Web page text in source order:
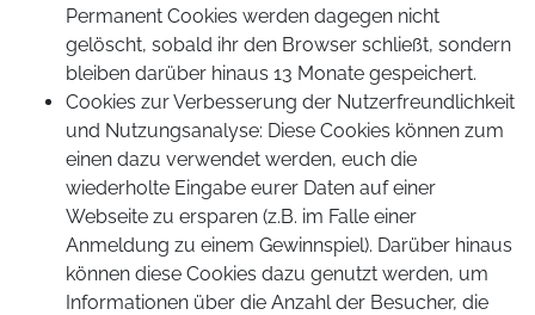
Permanent Cookies werden dagegen nicht
gelöscht, sobald ihr den Browser schließt, sondern
bleiben darüber hinaus 13 Monate gespeichert.
Cookies zur Verbesserung der Nutzerfreundlichkeit
und Nutzungsanalyse: Diese Cookies können zum
einen dazu verwendet werden, euch die
wiederholte Eingabe eurer Daten auf einer
Webseite zu ersparen (z.B. im Falle einer
Anmeldung zu einem Gewinnspiel). Darüber hinaus
können diese Cookies dazu genutzt werden, um
Informationen über die Anzahl der Besucher, die